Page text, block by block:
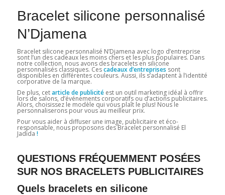
Bracelet silicone personnalisé
N’Djamena
Bracelet silicone personnalisé N’Djamena avec logo d’entreprise
sont l’un des cadeaux les moins chers et les plus populaires. Dans
notre collection, nous avons des bracelets en silicone
personnalisés classiques. Cescadeaux d’entreprises sont
disponibles en différentes couleurs. Aussi, ils s’adaptent à l’identité
corporative de la marque.
De plus, cetarticle de publicitéest un outil marketing idéal à offrir
lors de salons, d’événements corporatifs ou d’actions publicitaires.
Alors, choisissez le modèle qui vous plaît le plus! Nous le
personnaliserons pour vous au meilleur prix.
Pour vous aider à diffuser une image, publicitaire et éco-
responsable, nous proposons des Bracelet personnalisé El
Jadida !
QUESTIONS FRÉQUEMMENT POSÉES
SUR NOS BRACELETS PUBLICITAIRES
Quels bracelets en silicone